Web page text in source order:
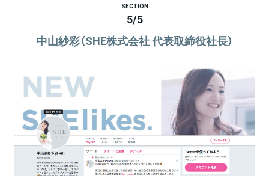
SECTION
5/5
中山紗彩（SHE株式会社 代表取締役社長）